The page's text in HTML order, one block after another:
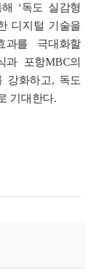
‘독도 실감형
디지털 기술을
를 극대화할
포항MBC의
강화하고, 독도
기대한다.